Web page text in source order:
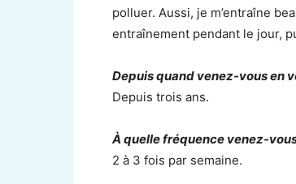
polluer. Aussi, je m’entraîne
entraînement pendant le jour,
Depuis quand venez-vous en
Depuis trois ans.
À quelle fréquence venez-
2 à 3 fois par semaine.